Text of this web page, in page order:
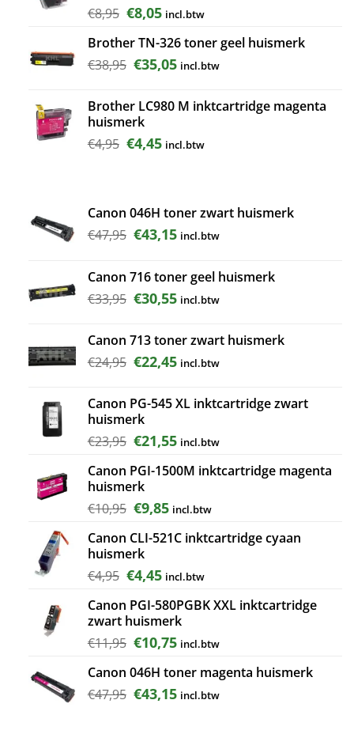
€8,95 Oorspronkelijke
was:
€8,95.
€8,05Huidige
is:
€8,05.
incl.btw
Brother TN-326 toner geel huismerk
€38,95 Oorspronkelijke
€38,95.
€35,05Huidige
€35,05.
incl.btw
Brother LC980 M inktcartridge magenta
huismerk
€4,95 Oorspronkelijke
€4,45Huidige
incl.btw
Canon 046H toner zwart huismerk
€47,95 Oorspronkelijke
€47,95.
€43,15Huidige
€43,15.
incl.btw
Canon 716 toner geel huismerk
€33,95 Oorspronkelijke
€33,95.
€30,55Huidige
€30,55.
incl.btw
Canon 713 toner zwart huismerk
€24,95 Oorspronkelijke
€24,95.
€22,45Huidige
€22,45.
incl.btw
Canon PG-545 XL inktcartridge zwart
huismerk
€23,95 Oorspronkelijke
was:
€23,95.
€21,55Huidige
is:
incl.btw
Canon PGI-1500M inktcartridge magenta
huismerk
€10,95 Oorspronkelijke
was:
€10,95.
€9,85Huidige
is:
incl.btw
Canon CLI-521C inktcartridge cyaan
huismerk
€4,95 Oorspronkelijke
was:
€4,95.
€4,45Huidige
is:
€4,45.
incl.btw
Canon PGI-580PGBK XXL inktcartridge
zwart huismerk
€11,95 Oorspronkelijke
was:
€11,95.
€10,75Huidige
is:
€10,75.
incl.btw
Canon 046H toner magenta huismerk
€47,95 Oorspronkelijke
€43,15Huidige
incl.btw